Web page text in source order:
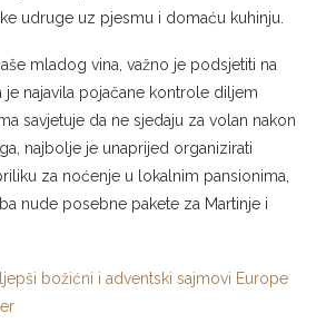
udruge uz pjesmu i domaću kuhinju.
mladog vina, važno je podsjetiti na
najavila pojačane kontrole diljem
savjetuje da ne sjedaju za volan nakon
najbolje je unaprijed organizirati
za noćenje u lokalnim pansionima,
nude posebne pakete za Martinje i
božićni i adventski sajmovi Europe